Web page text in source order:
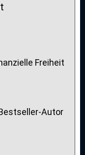
Freiheit
Autor